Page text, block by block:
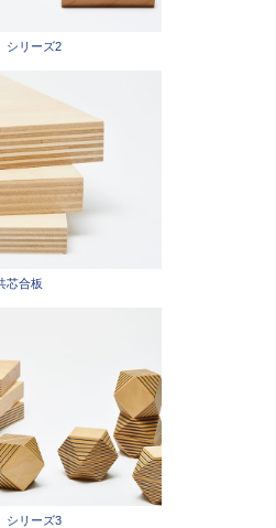
シリーズ2
芯合板
シリーズ3